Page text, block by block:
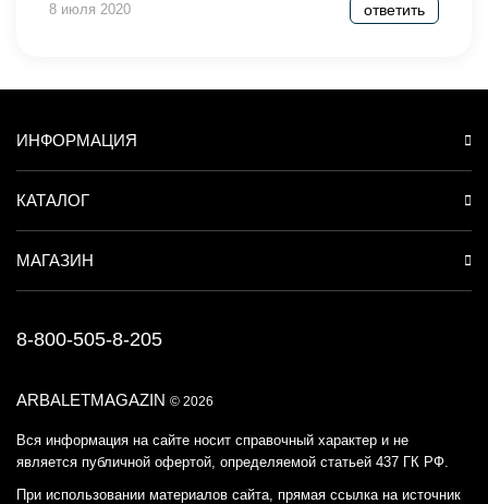
8 июля 2020 ответить
ARBALETMAGAZIN © 2026
Вся информация на сайте носит справочный характер и не
является публичной офертой, определяемой статьей 437 ГК РФ.
При использовании материалов сайта, прямая ссылка на источник
ИНФОРМАЦИЯ
КАТАЛОГ
МАГАЗИН
8-800-505-8-205